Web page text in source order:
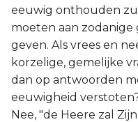
eeuwig onthouden
moeten aan
geven. Als vrees en
korzelige, gemelijke
dan op antwoorden
eeuwigheid verstoten?
Nee, "de Heere zal